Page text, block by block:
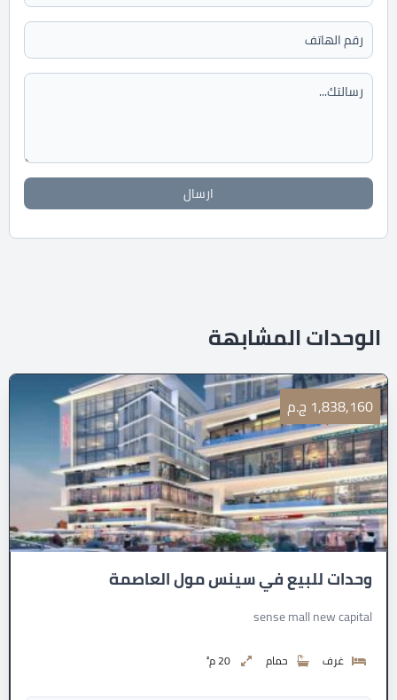
ارسال
الوحدات المشابهة
1,838,160 ج.م
وحدات للبيع في سينس مول العاصمة
sense mall new capital
غرف حمام 20 م²